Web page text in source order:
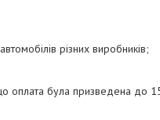
різних виробників;
оплата була призведена до